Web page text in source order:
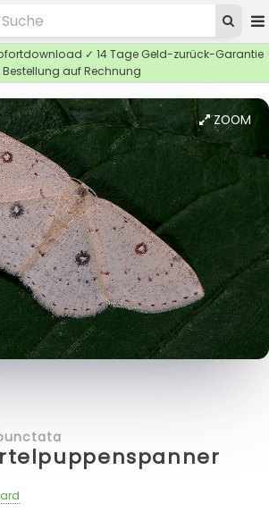
✓ 14 Tage Geld-zurück-Garantie
Bestellung auf Rechnung
ZOOM